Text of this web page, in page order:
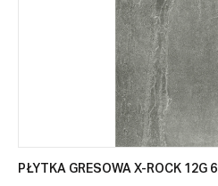
PŁYTKA GRESOWA X-ROCK 12G